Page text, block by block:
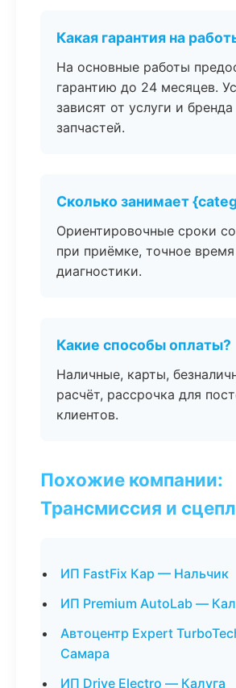
Какая гарантия на
На основные работы
гарантию до 24 месяцев.
зависят от услуги и бренда
запчастей.
Сколько занимает
Ориентировочные сроки
при приёмке, точное
диагностики.
Какие способы оплаты?
Наличные, карты,
расчёт, рассрочка для
клиентов.
Похожие компании:
Трансмиссия и
ИП FastFix Кар — Нальчик
ИП Premium AutoLab —
Автоцентр Expert
Самара
ИП Drive Electro — Калуга